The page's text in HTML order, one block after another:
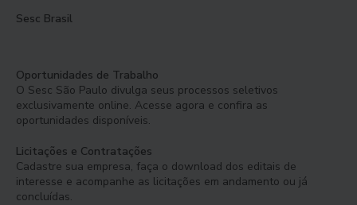
Sesc Brasil
Oportunidades de Trabalho
O Sesc São Paulo divulga seus processos seletivos
exclusivamente online. Acesse agora e confira as
oportunidades disponíveis.
Licitações e Contratações
Cadastre sua empresa, faça o download dos editais de
interesse e acompanhe as licitações em andamento ou já
concluídas.